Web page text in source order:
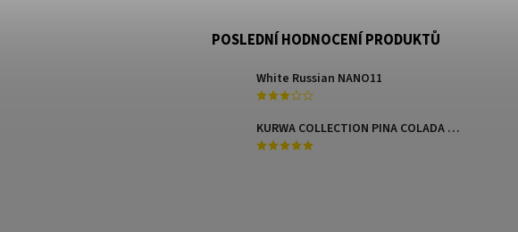
POSLEDNÍ HODNOCENÍ PRODUKTŮ
White Russian NANO11
KURWA COLLECTION PINA COLADA MANGO